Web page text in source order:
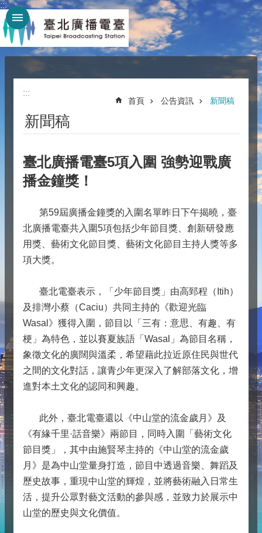
跳到主要內容區塊
:::
:::
首頁 公告資訊 新聞稿
新聞稿
臺北廣播電臺5項入圍 強勢迎戰廣
播金鐘獎！
第59屆廣播金鐘獎的入圍名單昨日下午揭曉，臺
北廣播電臺共入圍5項包括少年節目獎、創新研發應
用獎、藝術文化節目獎、藝術文化節目主持人獎等多
項大獎。
臺北電臺表示，「少年節目獎」由高郅程（Itih）
及排灣小蔡（Caciu）共同主持的《歡迎光臨
Wasal》獲得入圍，節目以「三有：意思、有趣、有
梗」為特色，並以賽夏族語「Wasal」為節目名稱，
象徵文化的廣闊與溫柔，希望藉此拉近原住民與世代
之間的文化對話，讓青少年更深入了解部落文化，增
進對本土文化的認同和興趣。
此外，臺北電臺還以《中山堂的流金歲月》及
《有緣千里·話音樂》兩節目，同時入圍「藝術文化
節目獎」，其中由施賢琴主持的《中山堂的流金歲
月》是為中山堂量身打造，節目中透過音樂、舞蹈及
歷史故事，重現中山堂的輝煌，並將藝術融入日常生
活，提升公眾對藝文活動的參與感，並致力於展示中
山堂的歷史與文化價值。